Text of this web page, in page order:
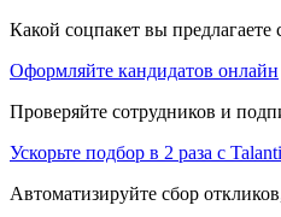
Какой соцпакет вы
Оформляйте кандидатов онлайн
Проверяйте сотрудников и
Ускорьте подбор в 2 раза с
Автоматизируйте сбор